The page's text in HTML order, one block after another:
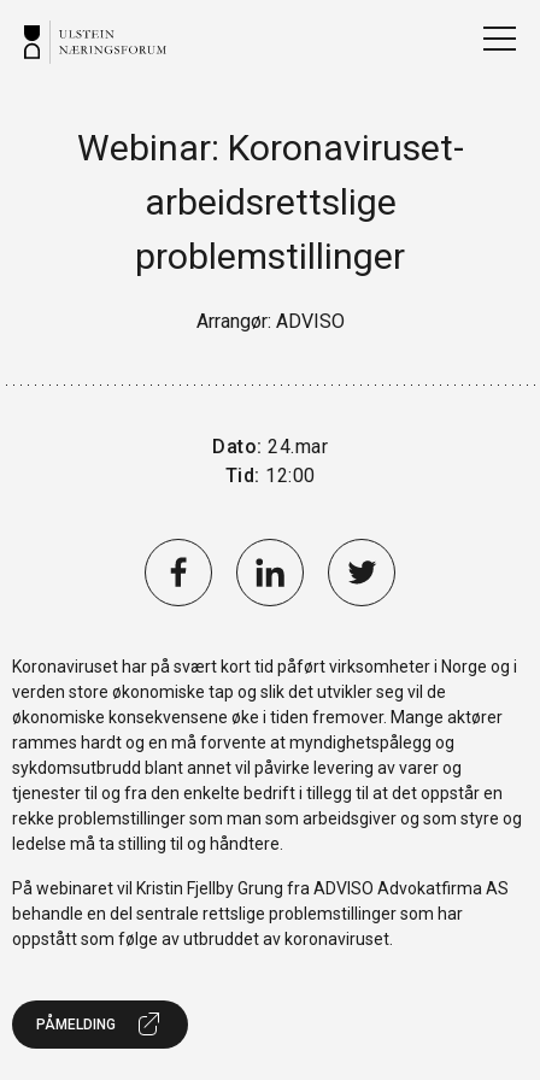
Webinar: Koronaviruset-
arbeidsrettslige
problemstillinger
Arrangør: ADVISO
Dato: 24.mar
Tid: 12:00
Koronaviruset har på svært kort tid påført virksomheter i Norge og i
verden store økonomiske tap og slik det utvikler seg vil de
økonomiske konsekvensene øke i tiden fremover. Mange aktører
rammes hardt og en må forvente at myndighetspålegg og
sykdomsutbrudd blant annet vil påvirke levering av varer og
tjenester til og fra den enkelte bedrift i tillegg til at det oppstår en
rekke problemstillinger som man som arbeidsgiver og som styre og
ledelse må ta stilling til og håndtere.
På webinaret vil Kristin Fjellby Grung fra ADVISO Advokatfirma AS
behandle en del sentrale rettslige problemstillinger som har
oppstått som følge av utbruddet av koronaviruset.
PÅMELDING